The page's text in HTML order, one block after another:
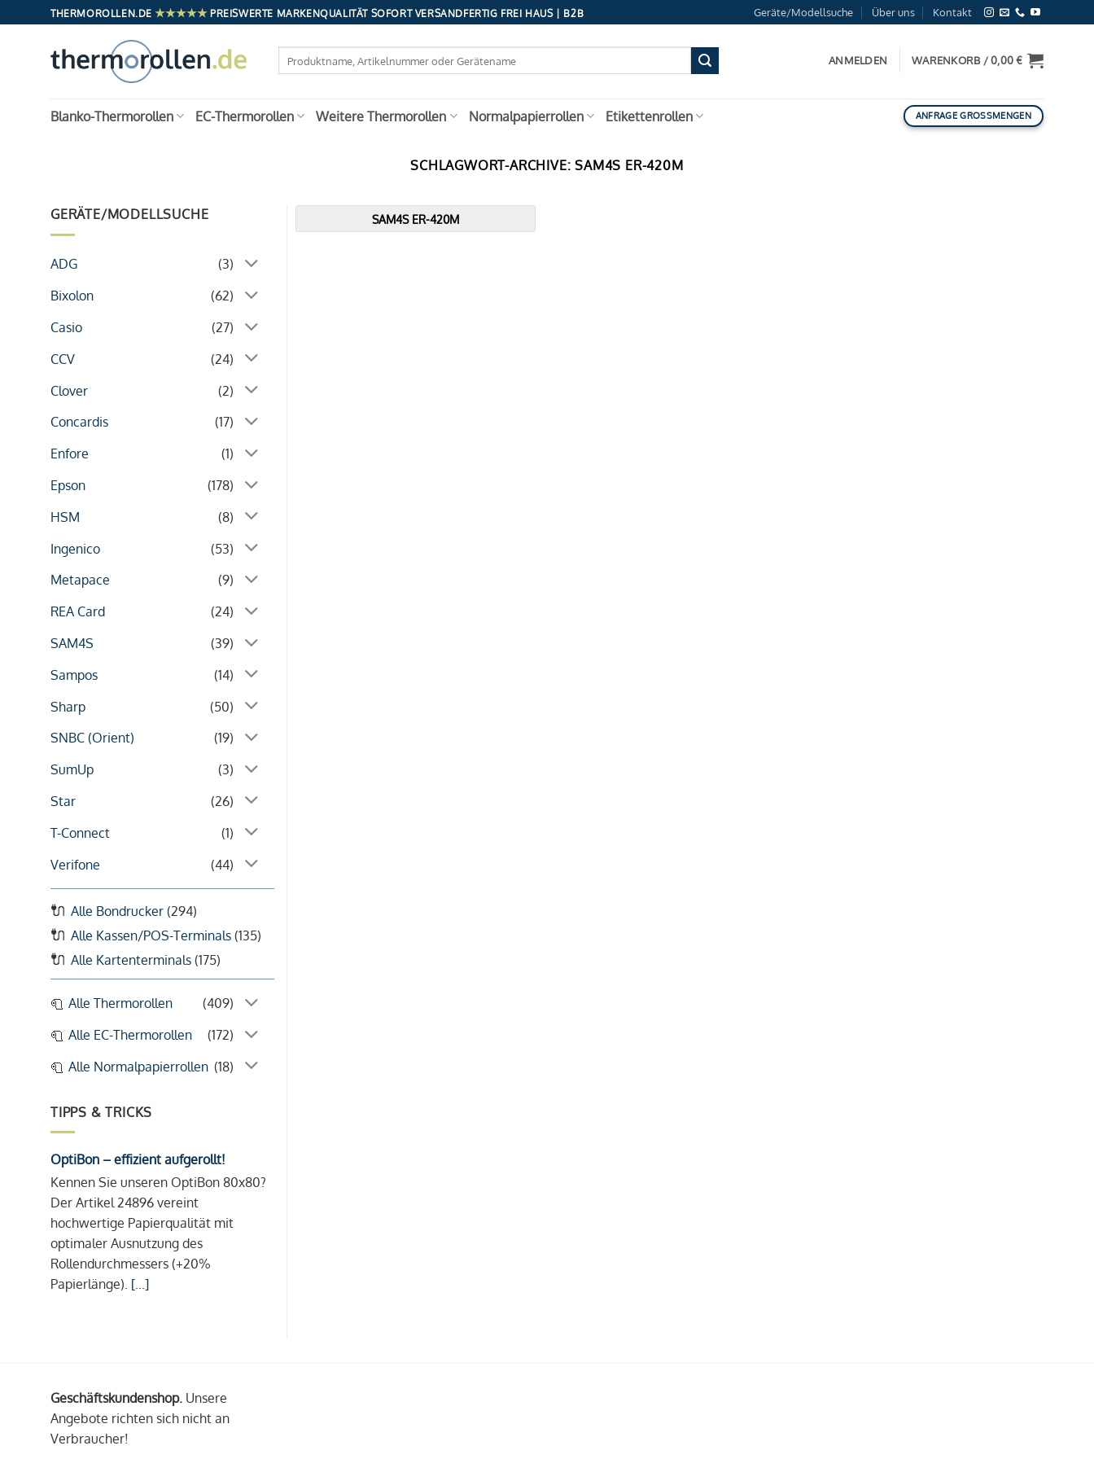
Inhalt
THERMOROLLEN.DE ★★★★★ PREISWERTE MARKENQUALITÄT SOFORT VERSANDFERTIG FREI HAUS | B2B Geräte/Modellsuche Über uns Kontakt
nach:
ANMELDEN WARENKORB /0,00€
Blanko-Thermorollen EC-Thermorollen Weitere Thermorollen Normalpapierrollen Etikettenrollen ANFRAGE GROSSMENGEN
SCHLAGWORT-ARCHIVE:SAM4S ER-420M
GERÄTE/MODELLSUCHE
ADG
(3)
Bixolon
(62)
Casio
(27)
CCV
(24)
Clover
(2)
Concardis
(17)
Enfore
(1)
Epson
(178)
HSM
(8)
Ingenico
(53)
Metapace
(9)
REA Card
(24)
SAM4S
(39)
Sampos
(14)
Sharp
(50)
SNBC (Orient)
(19)
SumUp
(3)
Star
(26)
T-Connect
(1)
Verifone
(44)
Alle Bondrucker (294)
Alle Kassen/POS-Terminals (135)
Alle Kartenterminals (175)
Alle Thermorollen
(409)
Alle EC-Thermorollen
(172)
Alle Normalpapierrollen (18)
TIPPS & TRICKS
OptiBon – effizient aufgerollt!
Kennen Sie unseren OptiBon 80x80?
Der Artikel 24896 vereint
hochwertige Papierqualität mit
optimaler Ausnutzung des
Rollendurchmessers (+20%
Papierlänge). [...]
SAM4S ER-420M
Geschäftskundenshop. Unsere
Angebote richten sich nicht an
Verbraucher!